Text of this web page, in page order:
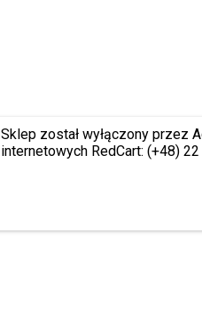
Sklep został wyłączony przez
internetowych RedCart: (+48)